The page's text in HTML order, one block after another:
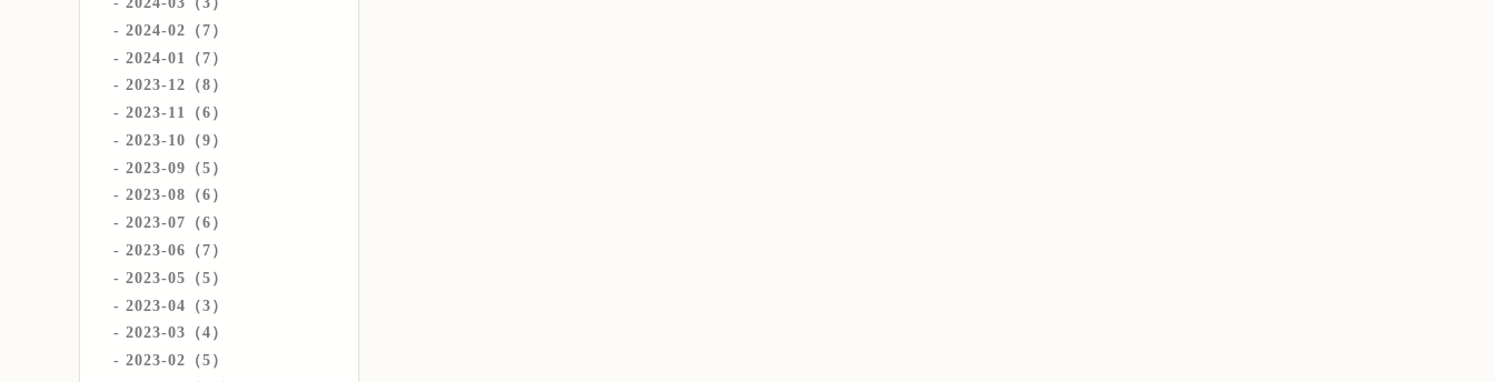
2024-02（7）
2024-01（7）
2023-12（8）
2023-11（6）
2023-10（9）
2023-09（5）
2023-08（6）
2023-07（6）
2023-06（7）
2023-05（5）
2023-04（3）
2023-03（4）
2023-02（5）